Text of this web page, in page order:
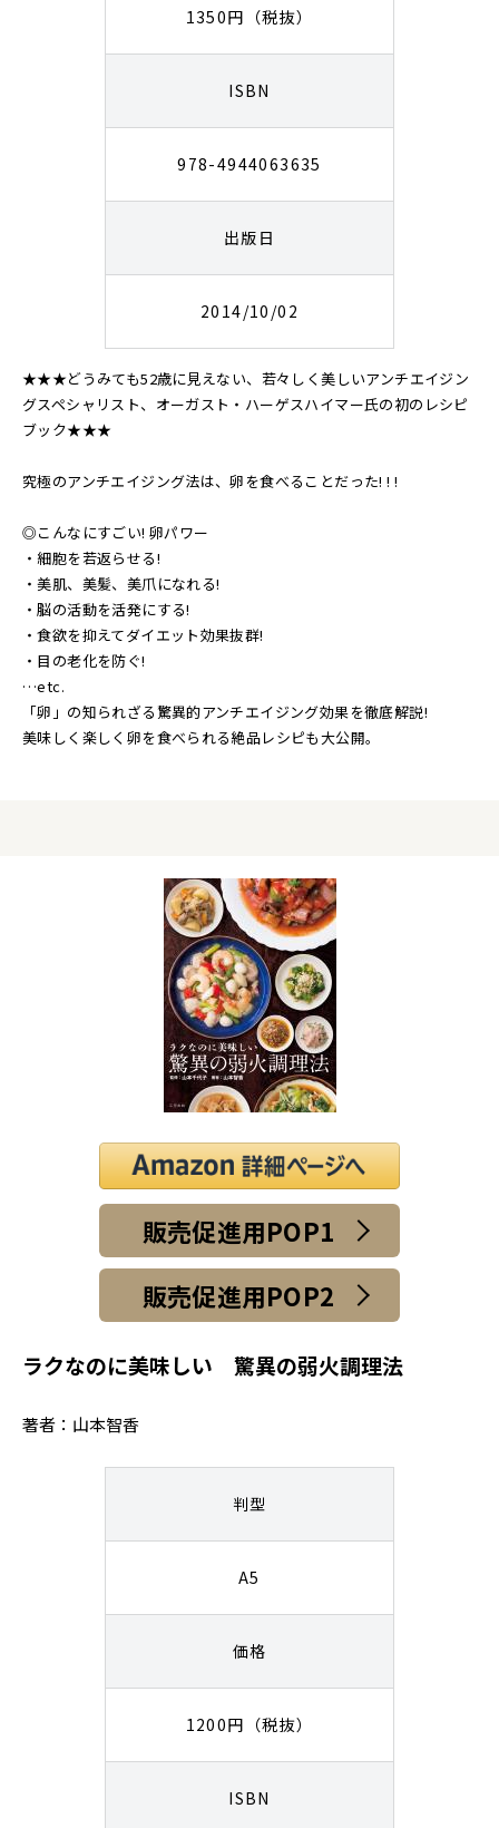
1350円（税抜）
ISBN
978-4944063635
出版日
2014/10/02
★★★どうみても52歳に見えない、若々しく美しいアンチエイジン
グスペシャリスト、オーガスト・ハーゲスハイマー氏の初のレシピ
ブック★★★
究極のアンチエイジング法は、卵を食べることだった! ! !
◎こんなにすごい! 卵パワー
・細胞を若返らせる!
・美肌、美髪、美爪になれる!
・脳の活動を活発にする!
・食欲を抑えてダイエット効果抜群!
・目の老化を防ぐ!
…etc.
「卵」の知られざる驚異的アンチエイジング効果を徹底解説!
美味しく楽しく卵を食べられる絶品レシピも大公開。
販売促進用POP1
販売促進用POP2
ラクなのに美味しい 驚異の弱火調理法
著者：山本智香
判型
A5
価格
1200円（税抜）
ISBN